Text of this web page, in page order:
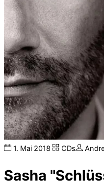
1. Mai 2018 CDs
Sasha